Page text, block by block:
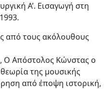
Α’. Εισαγωγή στη
από τους ακόλουθους
Απόστολος Κώνστας ο
της μουσικής
από έποψη ιστορική,